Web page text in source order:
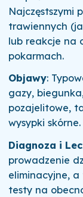
Najczęstszymi
trawiennych
lub reakcje na
pokarmach.
Objawy:
gazy,
pozajelitowe,
wysypki skórne.
Diagnoza i
prowadzenie
eliminacyjne,
testy na